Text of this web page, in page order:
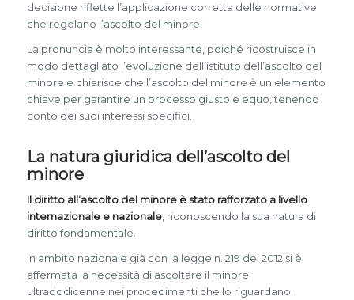
decisione riflette l’applicazione corretta delle normative
che regolano l’ascolto del minore.
La pronuncia è molto interessante, poiché ricostruisce in
modo dettagliato l’evoluzione dell’istituto dell’ascolto del
minore e chiarisce che l’ascolto del minore è un elemento
chiave per garantire un processo giusto e equo, tenendo
conto dei suoi interessi specifici.
La natura giuridica dell’ascolto del
minore
Il diritto all’ascolto del minore è stato rafforzato a livello
internazionale e nazionale, riconoscendo la sua natura di
diritto fondamentale.
In ambito nazionale già con la legge n. 219 del 2012 si è
affermata la necessità di ascoltare il minore
ultradodicenne nei procedimenti che lo riguardano.